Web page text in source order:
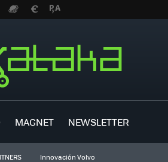
MAGNET NEWSLETTER
Innovación Volvo